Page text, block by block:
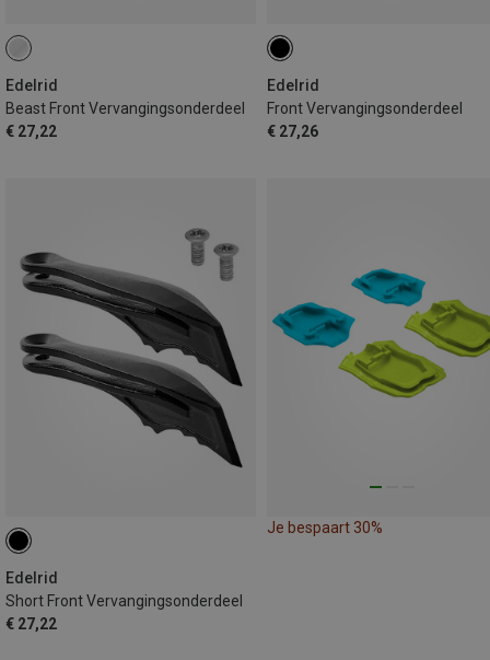
Edelrid
Beast Front Vervangingsonderdeel
€ 27,22
Edelrid
Front Vervangingsonderdeel
€ 27,26
Edelrid
Short Front Vervangingsonderdeel
€ 27,22
Je bespaart 30%